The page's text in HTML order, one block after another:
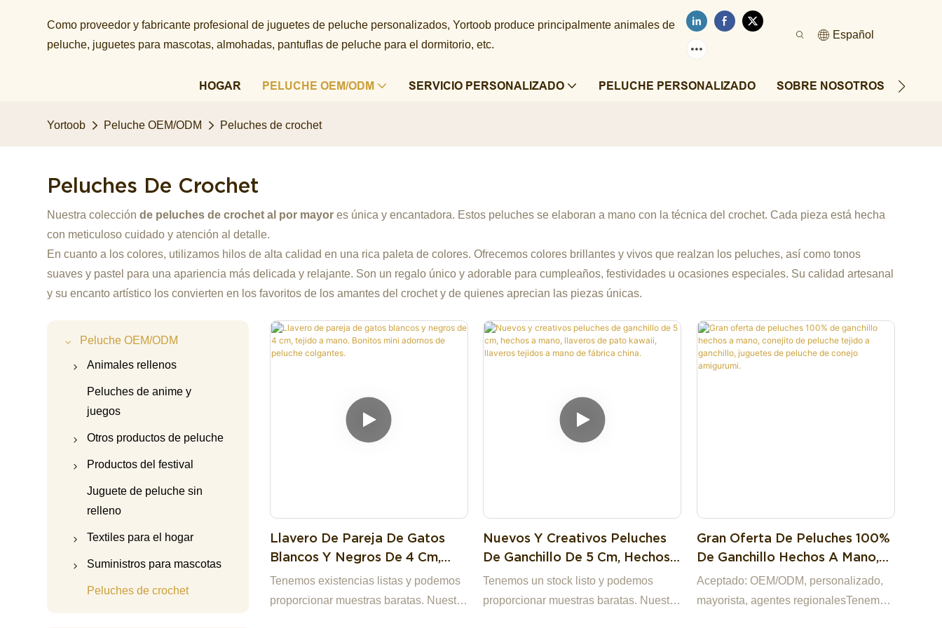
Como proveedor y fabricante profesional de juguetes de peluche personalizados, Yortoob produce principalmente animales de
peluche, juguetes para mascotas, almohadas, pantuflas de peluche para el dormitorio, etc.
Español
HOGAR PELUCHE OEM/ODM SERVICIO PERSONALIZADO PELUCHE PERSONALIZADO SOBRE NOSOTROS
Yortoob Peluche OEM/ODM Peluches de crochet
Peluches De Crochet
Nuestra colecciónde peluches de crochet al por mayor es única y encantadora. Estos peluches se elaboran a mano con la técnica del crochet. Cada pieza está hecha
con meticuloso cuidado y atención al detalle.
En cuanto a los colores, utilizamos hilos de alta calidad en una rica paleta de colores. Ofrecemos colores brillantes y vivos que realzan los peluches, así como tonos
suaves y pastel para una apariencia más delicada y relajante. Son un regalo único y adorable para cumpleaños, festividades u ocasiones especiales. Su calidad artesanal
y su encanto artístico los convierten en los favoritos de los amantes del crochet y de quienes aprecian las piezas únicas.
Peluche OEM/ODM
Animales rellenos
Peluche de carpincho
Vaca de peluche de las
Tierras Altas
Panda de peluche
Peluche de unicornio
Peluche de ajolote
Gato de peluche
Perro de peluche
Cordero de peluche
Peluches de anime y
juegos
Otros productos de peluche
Oso de peluche
Accesorios para
muñecos de peluche
Llavero de peluche
Bolsa de peluche
Almohada de peluche
Productos del festival
Peluche navideño
Peluche de Halloween
Peluche de San
Valentín
Peluche del Día de la
Juguete de peluche sin
relleno
Textiles para el hogar
Pijamas de peluche
Almohada y cojín
Suministros para mascotas
Cama para mascotas
Peluches de crochet
Llavero De Pareja De Gatos
Blancos Y Negros De 4 Cm,
Tejido A Mano. Bonitos Mini
Adornos De Peluche Colgantes.
Tenemos existencias listas y podemos
proporcionar muestras baratas. Nuestra
Nuevos Y Creativos Peluches
De Ganchillo De 5 Cm, Hechos
A Mano, Llaveros De Pato
Kawaii, Llaveros Tejidos A
Tenemos un stock listo y podemos
proporcionar muestras baratas. Nuestra
Gran Oferta De Peluches 100%
De Ganchillo Hechos A Mano,
Conejito De Peluche Tejido A
Ganchillo, Juguetes De Peluche
Aceptado: OEM/ODM, personalizado,
mayorista, agentes regionalesTenemos